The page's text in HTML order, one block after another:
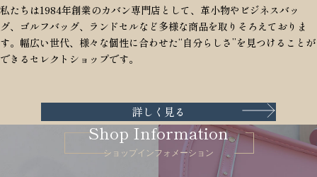
私たちは1984年創業のカバン専門店として、革小物やビジネスバッ
グ、ゴルフバッグ、ランドセルなど多様な商品を取りそろえておりま
す。幅広い世代、様々な個性に合わせた“自分らしさ”を見つけることが
できるセレクトショップです。
詳しく見る
Shop Information
ショップインフォメーション